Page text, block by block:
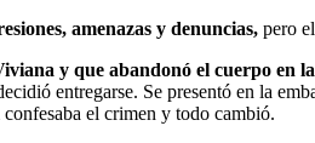
amenazas y denuncias, pero
y que abandonó el cuerpo en
entregarse. Se presentó en la
el crimen y todo cambió.